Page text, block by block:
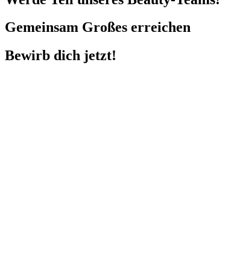
Gemeinsam Großes erreichen
Bewirb dich jetzt!